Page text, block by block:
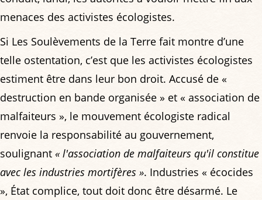
menaces des activistes écologistes.
Si Les Soulèvements de la Terre fait montre d’une
telle ostentation, c’est que les activistes écologistes
estiment être dans leur bon droit. Accusé de «
destruction en bande organisée » et « association de
malfaiteurs », le mouvement écologiste radical
renvoie la responsabilité au gouvernement,
soulignant « l'association de malfaiteurs qu'il constitue
avec les industries mortifères ». Industries « écocides
», État complice, tout doit donc être désarmé. Le